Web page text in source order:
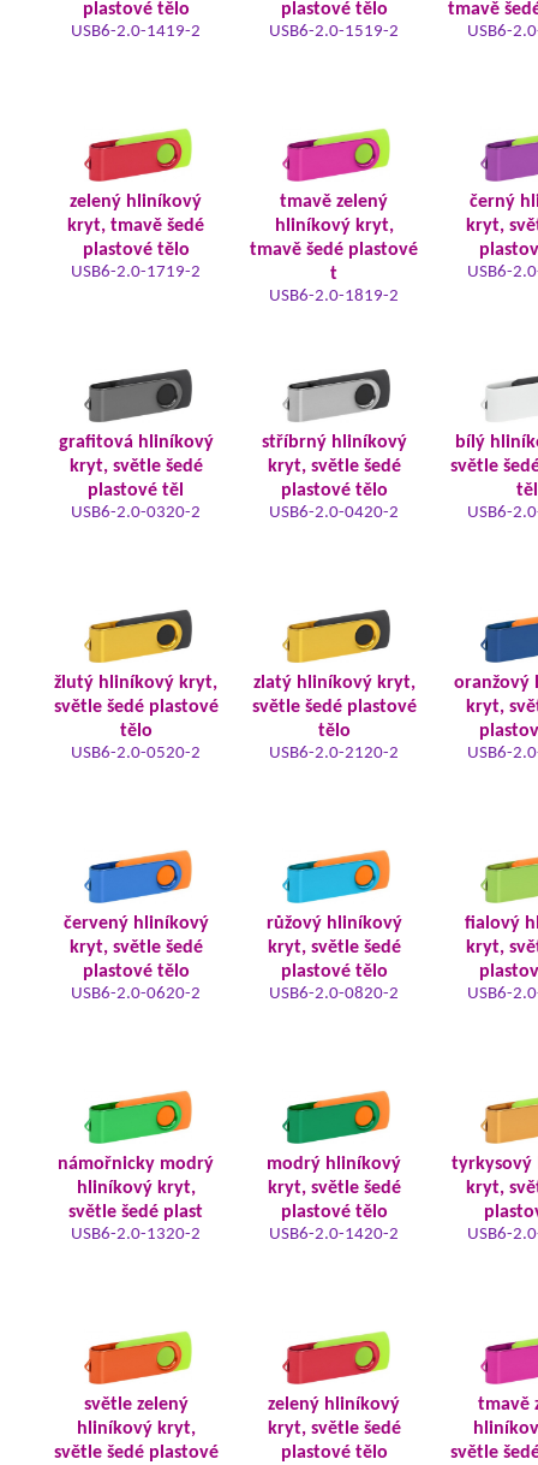
plastové tělo
USB6-2.0-1419-2
plastové tělo
USB6-2.0-1519-2
tmavě
USB6-
zelený hliníkový
kryt, tmavě šedé
plastové tělo
USB6-2.0-1719-2
tmavě zelený
hliníkový kryt,
tmavě šedé plastové
t
USB6-2.0-1819-2
černý
kryt,
USB6-
grafitová hliníkový
kryt, světle šedé
plastové těl
USB6-2.0-0320-2
stříbrný hliníkový
kryt, světle šedé
plastové tělo
USB6-2.0-0420-2
bílý
světle
USB6-
žlutý hliníkový kryt,
světle šedé plastové
tělo
USB6-2.0-0520-2
zlatý hliníkový kryt,
světle šedé plastové
tělo
USB6-2.0-2120-2
oranžový
kryt,
USB6-
červený hliníkový
kryt, světle šedé
plastové tělo
USB6-2.0-0620-2
růžový hliníkový
kryt, světle šedé
plastové tělo
USB6-2.0-0820-2
fialový
kryt,
USB6-
námořnicky modrý
hliníkový kryt,
světle šedé plast
USB6-2.0-1320-2
modrý hliníkový
kryt, světle šedé
plastové tělo
USB6-2.0-1420-2
tyrkysový
kryt,
USB6-
světle zelený
hliníkový kryt,
světle šedé plastové
zelený hliníkový
kryt, světle šedé
plastové tělo
tmavě
světle